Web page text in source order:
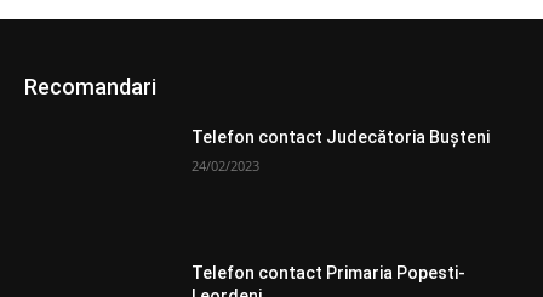
Recomandari
Telefon contact Judecătoria Bușteni
24/02/2023
Telefon contact Primaria Popesti-